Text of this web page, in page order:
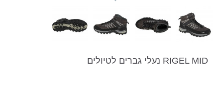
RIGEL MID נעלי גברים לטיולים